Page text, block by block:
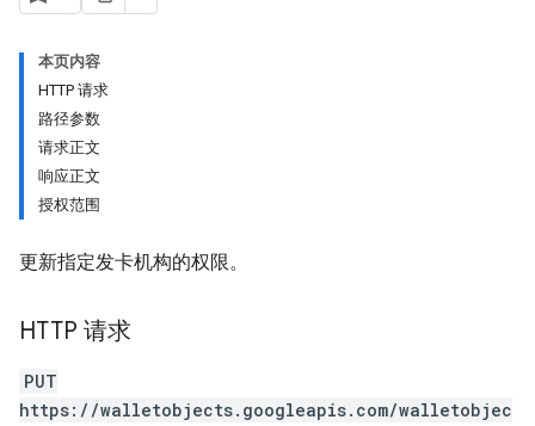
本页内容
HTTP 请求
路径参数
请求正文
响应正文
授权范围
更新指定发卡机构的权限。
HTTP 请求
PUT
https://walletobjects.googleapis.com/walletobjec